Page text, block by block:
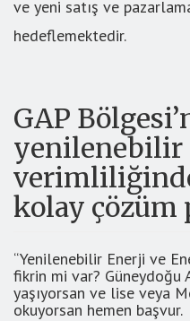
ve yeni satış ve
hedeflemektedir.
GAP
yenilenebilir
kolay çözüm
“Yenilenebilir Enerji ve
fikrin mi var? Güneydoğu
yaşıyorsan ve lise veya
okuyorsan hemen başvur.